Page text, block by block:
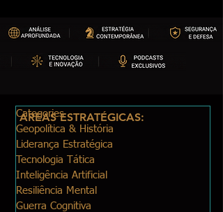
Categories
Geopolítica & História
Liderança Estratégica
Tecnologia Tática
Inteligência Artificial
Resiliência Mental
Guerra Cognitiva
ÁREAS ESTRATÉGICAS: